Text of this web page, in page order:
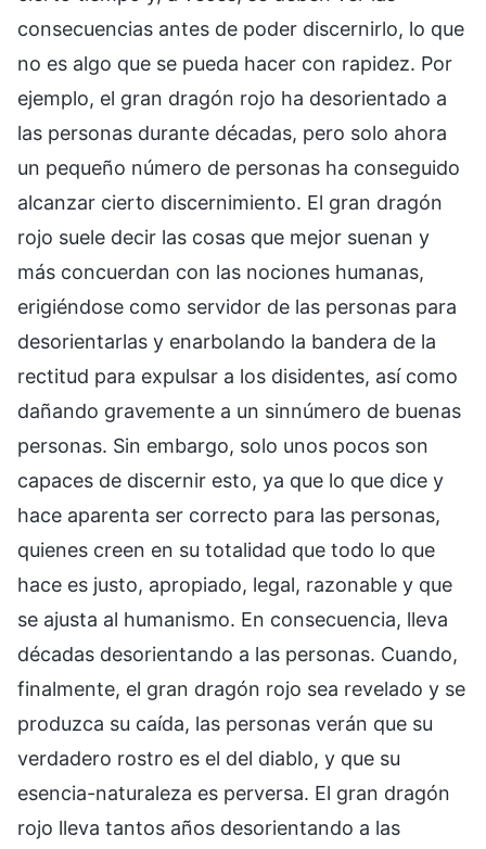
consecuencias antes de poder discernirlo, lo que
no es algo que se pueda hacer con rapidez. Por
ejemplo, el gran dragón rojo ha desorientado a
las personas durante décadas, pero solo ahora
un pequeño número de personas ha conseguido
alcanzar cierto discernimiento. El gran dragón
rojo suele decir las cosas que mejor suenan y
más concuerdan con las nociones humanas,
erigiéndose como servidor de las personas para
desorientarlas y enarbolando la bandera de la
rectitud para expulsar a los disidentes, así como
dañando gravemente a un sinnúmero de buenas
personas. Sin embargo, solo unos pocos son
capaces de discernir esto, ya que lo que dice y
hace aparenta ser correcto para las personas,
quienes creen en su totalidad que todo lo que
hace es justo, apropiado, legal, razonable y que
se ajusta al humanismo. En consecuencia, lleva
décadas desorientando a las personas. Cuando,
finalmente, el gran dragón rojo sea revelado y se
produzca su caída, las personas verán que su
verdadero rostro es el del diablo, y que su
esencia-naturaleza es perversa. El gran dragón
rojo lleva tantos años desorientando a las